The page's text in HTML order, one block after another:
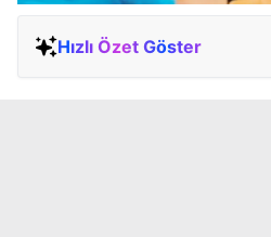
Hızlı Özet Göster